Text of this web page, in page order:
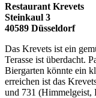
Restaurant Krevets
Steinkaul 3
40589 Düsseldorf
Das Krevets ist ein
Terasse ist überdacht.
Biergarten könnte ein
erreichen ist das
und 731 (Himmelgeist,